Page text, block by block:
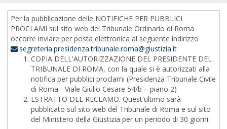
Per la pubblicazione delle NOTIFICHE PER PUBBLICI
PROCLAMI sul sito web del Tribunale Ordinario di Roma
occorre inviare per posta elettronica al seguente indirizzo
segreteria.presidenza.tribunale.roma@giustizia.it
COPIA DELL'AUTORIZZAZIONE DEL PRESIDENTE DEL
TRIBUNALE DI ROMA, con la quale si è autorizzati alla
notifica per pubblici proclami (Presidenza Tribunale Civile
di Roma - Viale Giulio Cesare 54/b – piano 2)
ESTRATTO DEL RECLAMO. Quest'ultimo sarà
pubblicato sul sito web del Tribunale di Roma e sul sito
del Ministero della Giustizia per un periodo di 30 giorni.